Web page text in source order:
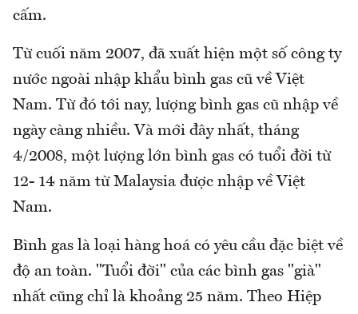
cấm.
Từ cuối năm 2007, đã xuất hiện một số công ty
nước ngoài nhập khẩu bình gas cũ về Việt
Nam. Từ đó tới nay, lượng bình gas cũ nhập về
ngày càng nhiều. Và mới đây nhất, tháng
4/2008, một lượng lớn bình gas có tuổi đời từ
12- 14 năm từ Malaysia được nhập về Việt
Nam.
Bình gas là loại hàng hoá có yêu cầu đặc biệt về
độ an toàn. "Tuổi đời" của các bình gas "già"
nhất cũng chỉ là khoảng 25 năm. Theo Hiệp